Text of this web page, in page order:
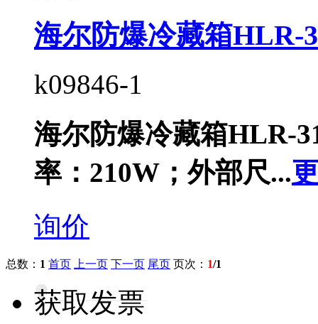
海尔防爆冷藏箱HLR-
k09846-1
海尔防爆冷藏箱HLR-
率：210W；外部尺...
询价
总数： 1 首页 上一页 下一页 尾页 页次： 1/1
获取发票